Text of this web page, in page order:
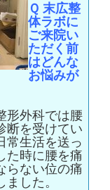
Ｑ 末広整
体ラボに
ご来院い
ただく前
はどんな
お悩みが
形外科では腰
断を受けてい
常生活を送っ
た時に腰を痛
らない位の痛
した。